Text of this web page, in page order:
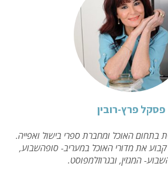
פסקל פרץ-רובין
בתחום האוכל ומחברת ספרי בישול ואפייה.
את מדורי האוכל במעריב- סופהשבוע,
המגזין, ובגרוזלמפוסט.